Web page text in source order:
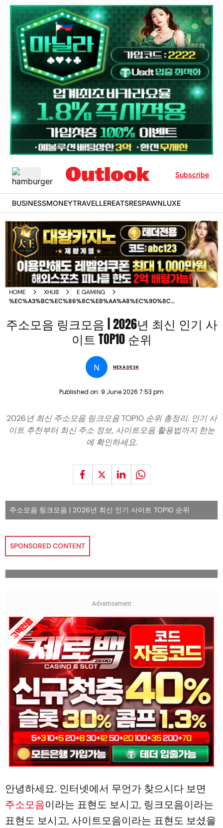
Subscribe
BUSINESSMONEYTRAVELLEREATSRESPAWNLUXE
HOME XHUB
E GAMING
%EC%A3%BC%EC%86%8C%EB%AA%A8%EC%9D%8C
2026%EB%85%84 %EC%B5%9C%EC%8B%A0
%EC%9D%B8%EA%B8%B0
%EC%82%AC%EC%9D%B4%ED%8A%B8 TOP10
%EC%88%9C%EC%9C%84
주소모음 링크모음 | 2026년 최신 인기 사
이트 TOP10 순위
N NEXA DESK
Published on: 9 June 2026 7:53 pm
2026년 최신 주소모음 링크모음 TOP10 순위 총정리. 인기 사
이트 추천부터 최신 주소 정보, 사이트모음 활용법까지 한눈
에 확인하세요.
주소모음 링크모음 | 2026년 최신 인기 사이트 TOP10 순위
SPONSORED CONTENT
안녕하세요. 인터넷에서 무언가 찾으시다 보면
주소모음이라는 표현도 보시고, 링크모음이라는
표현도 보시고, 사이트모음이라는 표현도 보셨을